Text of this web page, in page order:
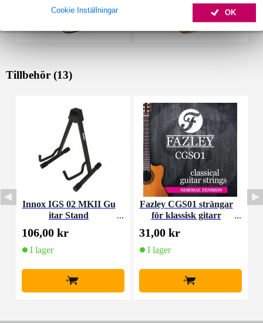
OK
Cookie Inställningar
Tillbehör (13)
Innox IGS 02 MKII Gu
itar Stand
106,00 kr
I lager
+
Fazley CGS01 strängar
för klassisk gitarr
31,00 kr
I lager
+